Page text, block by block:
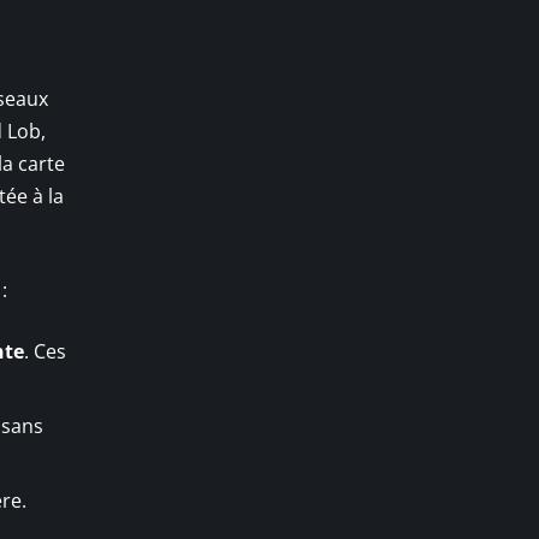
Lob,
carte
à la
. Ces